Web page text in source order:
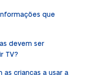
que
devem ser
TV?
as crianças a usar a